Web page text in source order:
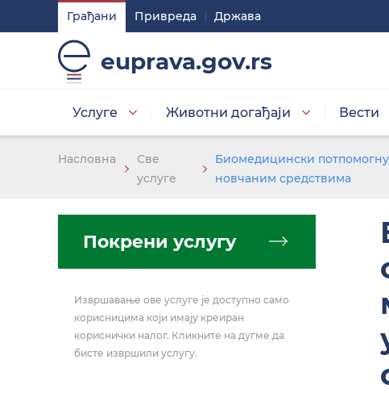
Грађани Привреда Држава
euprava.gov.rs
Услуге Животни догађаји Вести
Подешавaња
Изаберите стил приказа слова
Основна тема
Насловна
Све
услуге
Биомедицински
новчаним средствима
Покрени услугу
Извршавање ове услуге је доступно само
корисницима који имају креиран
кориснички налог. Кликните на дугме да
бисте извршили услугу.